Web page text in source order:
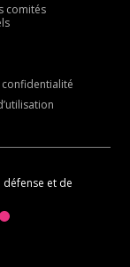
comités
et de